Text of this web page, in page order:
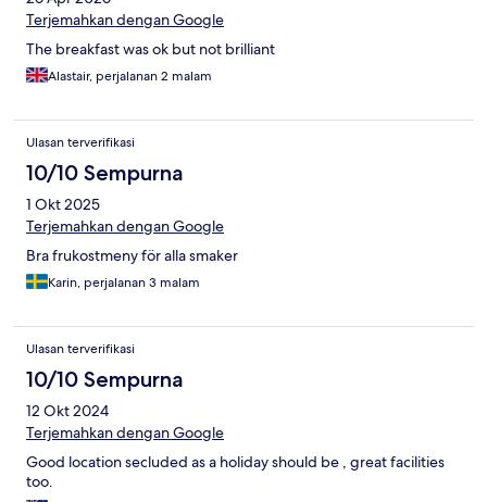
Terjemahkan dengan Google
The breakfast was ok but not brilliant
Alastair, perjalanan 2 malam
Ulasan terverifikasi
10/10 Sempurna
1 Okt 2025
Terjemahkan dengan Google
Bra frukostmeny för alla smaker
Karin, perjalanan 3 malam
Ulasan terverifikasi
10/10 Sempurna
12 Okt 2024
Terjemahkan dengan Google
Good location secluded as a holiday should be , great facilities
too.